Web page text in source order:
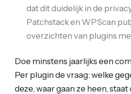
dat dit duidelijk in de
Patchstack en WPScan
overzichten van plugins
Doe minstens jaarlijks een
Per plugin de vraag: welke
deze, waar gaan ze heen, staat